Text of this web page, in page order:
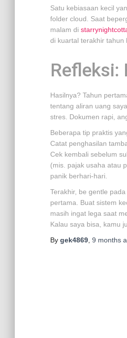
Satu kebiasaan kecil
folder cloud. Saat
malam di
di kuartal terakhir
Refleksi:
Hasilnya? Tahun
tentang aliran uang
stres. Dokumen rapi,
Beberapa tip praktis
Catat penghasilan
Cek kembali sebelum
(mis. pajak usaha atau
panik berhari-hari.
Terakhir, be gentle
pertama. Buat sistem
masih ingat lega saat
Kalau saya bisa, kamu
By gek4869 9 months